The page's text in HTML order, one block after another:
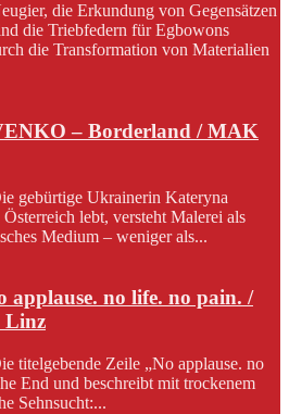
die Erkundung von Gegensätzen
die Triebfedern für Egbowons
die Transformation von Materialien
– Borderland / MAK
gebürtige Ukrainerin Kateryna
lebt, versteht Malerei als
Medium – weniger als...
applause. no life. no pain. /
Linz
titelgebende Zeile „No applause. no
End und beschreibt mit trockenem
Sehnsucht:...